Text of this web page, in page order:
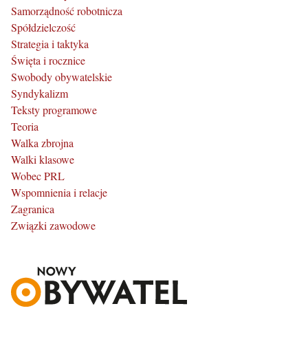
Samorządność robotnicza
Spółdzielczość
Strategia i taktyka
Święta i rocznice
Swobody obywatelskie
Syndykalizm
Teksty programowe
Teoria
Walka zbrojna
Walki klasowe
Wobec PRL
Wspomnienia i relacje
Zagranica
Związki zawodowe